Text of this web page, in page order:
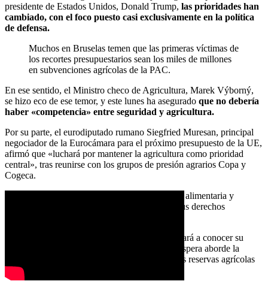
presidente de Estados Unidos, Donald Trump, las prioridades han
cambiado, con el foco puesto casi exclusivamente en la política
de defensa.
Muchos en Bruselas temen que las primeras víctimas de
los recortes presupuestarios sean los miles de millones
en subvenciones agrícolas de la PAC.
En ese sentido, el Ministro checo de Agricultura, Marek Výborný,
se hizo eco de ese temor, y este lunes ha asegurado que no debería
haber «competencia» entre seguridad y agricultura.
Por su parte, el eurodiputado rumano Siegfried Muresan, principal
negociador de la Eurocámara para el próximo presupuesto de la UE,
afirmó que «luchará por mantener la agricultura como prioridad
central», tras reunirse con los grupos de presión agrarios Copa y
Cogeca.
«Los agricultores garantizan la seguridad alimentaria y
la economía rural de Europa, y por eso sus derechos
El próximo miércoles -26 de marzo- Bruselas dará a conocer su
Estrategia de Preparación de la Unión, que se espera aborde la
seguridad alimentaria, incluida la cuestión de las reservas agrícolas
para casos de emergencia, entre otros temas.